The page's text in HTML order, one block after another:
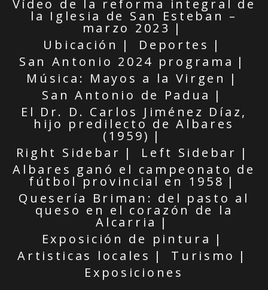
Vídeo de la reforma integral de
la Iglesia de San Esteban –
marzo 2023
Ubicación
Deportes
San Antonio 2024 programa
Música: Mayos a la Virgen
San Antonio de Padua
El Dr. D. Carlos Jiménez Díaz,
hijo predilecto de Albares
(1959)
Right Sidebar
Left Sidebar
Albares ganó el campeonato de
fútbol provincial en 1958
Quesería Briman: del pasto al
queso en el corazón de la
Alcarria
Exposición de pintura
Artisticas locales
Turismo
Exposiciones